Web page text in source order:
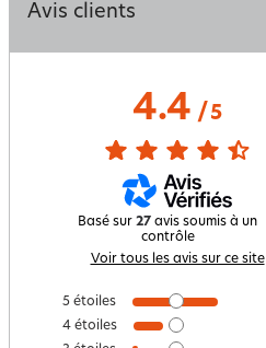
Avis clients
4.4/ 5
Basé sur 27 avis soumis à un
contrôle
Voir tous les avis sur ce site
5 étoiles
4 étoiles